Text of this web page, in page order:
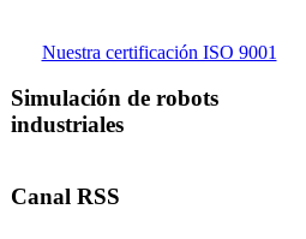
Nuestra certificación ISO 9001
Simulación de robots
industriales
Canal RSS